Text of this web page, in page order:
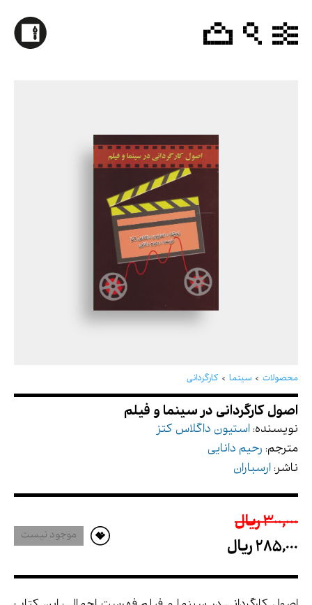
محصولات سینما کارگردانی
اصول کارگردانی در سینما و فیلم
نویسنده: استیون داگلاس کتز
مترجم: رحیم دانایی
ناشر: ارسباران
300,000 ريال
285,000 ريال
موجود نیست